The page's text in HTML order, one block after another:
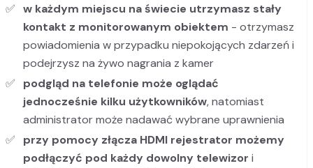
w każdym miejscu na świecie utrzymasz stały
kontakt z monitorowanym obiektem - otrzymasz
powiadomienia w przypadku niepokojących zdarzeń i
podejrzysz na żywo nagrania z kamer
podgląd na telefonie może oglądać
jednocześnie kilku użytkowników, natomiast
administrator może nadawać wybrane uprawnienia
przy pomocy złącza HDMI rejestrator możemy
podłączyć pod każdy dowolny telewizor i